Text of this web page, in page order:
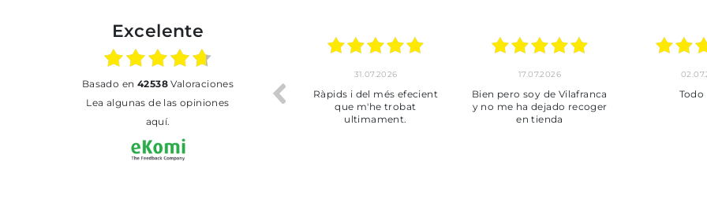
Excelente
basado en 42538Valoraciones
Lea algunas de las opiniones
aquí.
30.06.2026
Tot perfecte
24.06.2026
***